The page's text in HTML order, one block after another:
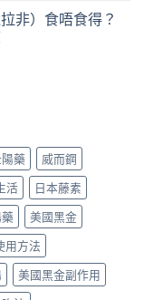
非）食唔食得？
藥
威而鋼
活
日本藤素
美國黑金
用方法
美國黑金副作用